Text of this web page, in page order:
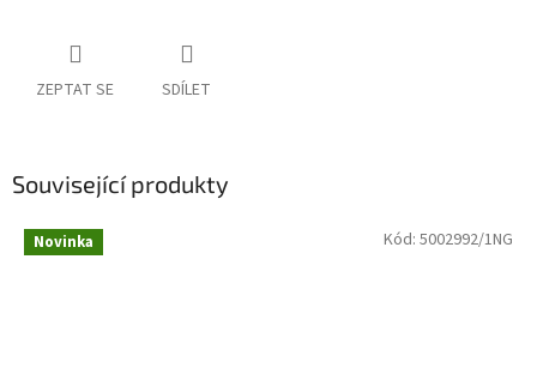
ZEPTAT SE SDÍLET
Související produkty
Novinka Kód: 5002992/1NG